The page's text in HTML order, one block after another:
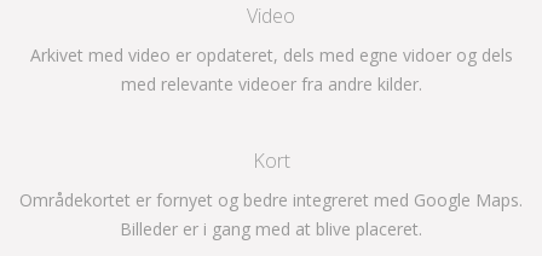
Video
Arkivet med video er opdateret, dels med egne vidoer og dels
med relevante videoer fra andre kilder.
Kort
Områdekortet er fornyet og bedre integreret med Google Maps.
Billeder er i gang med at blive placeret.